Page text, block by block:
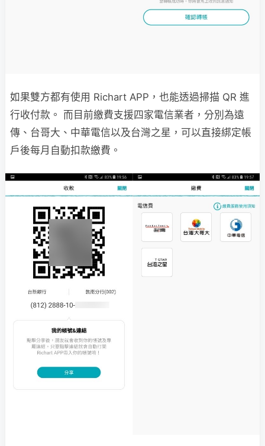
如果雙方都有使用 Richart APP，也能透過掃描 QR 進
行收付款。 而目前繳費支援四家電信業者，分別為遠
傳、台哥大、中華電信以及台灣之星，可以直接綁定帳
戶後每月自動扣款繳費。